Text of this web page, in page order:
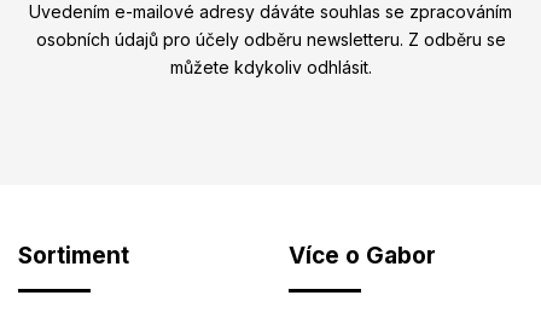
Uvedením e-mailové adresy dáváte souhlas se zpracováním
osobních údajů pro účely odběru newsletteru. Z odběru se
můžete kdykoliv odhlásit.
Sortiment Více o Gabor